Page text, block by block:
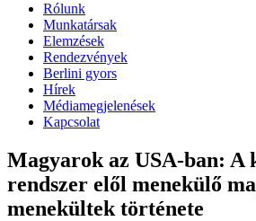
Rólunk
Munkatársak
Elemzések
Rendezvények
Berlini gyors
Hírek
Médiamegjelenések
Kapcsolat
Magyarok az USA-ban: A
rendszer elől menekülő
menekültek története